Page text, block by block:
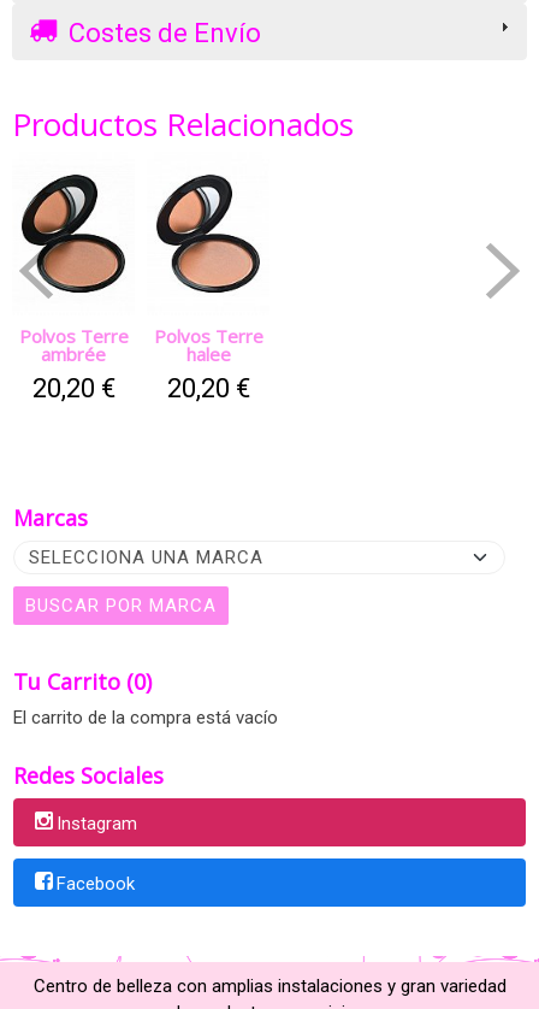
Marcas
Tu Carrito (0)
El carrito de la compra está vacío
Redes Sociales
Instagram
Facebook
Costes de Envío
Productos Relacionados
Polvos Terre
ambrée
20,20 €
Polvos Terre
halee
20,20 €
Centro de belleza con amplias instalaciones y gran variedad